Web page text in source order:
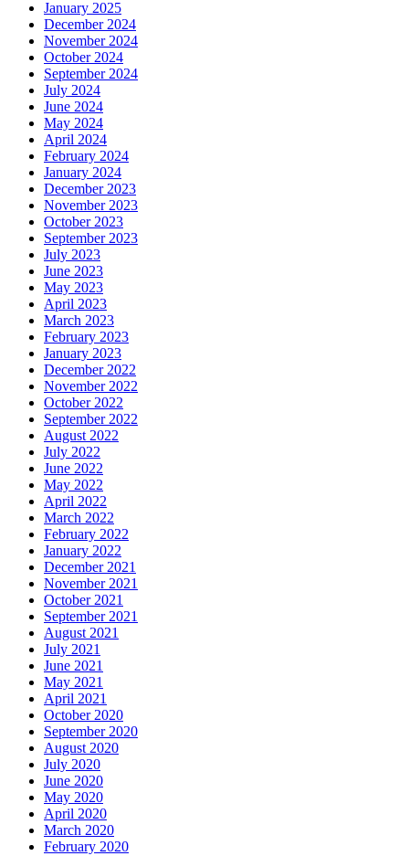
January 2025
December 2024
November 2024
October 2024
September 2024
July 2024
June 2024
May 2024
April 2024
February 2024
January 2024
December 2023
November 2023
October 2023
September 2023
July 2023
June 2023
May 2023
April 2023
March 2023
February 2023
January 2023
December 2022
November 2022
October 2022
September 2022
August 2022
July 2022
June 2022
May 2022
April 2022
March 2022
February 2022
January 2022
December 2021
November 2021
October 2021
September 2021
August 2021
July 2021
June 2021
May 2021
April 2021
October 2020
September 2020
August 2020
July 2020
June 2020
May 2020
April 2020
March 2020
February 2020